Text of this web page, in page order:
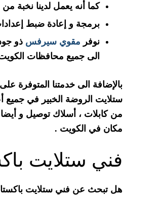
كما أنه يعمل لدينا نخبة
برمجة و إعادة ضبط
نوفر مقوي سيرفس ذو
الى جميع محافظات
ستلايت الروضة الخبير في جميع
من كابلات ، أسلاك توصيل و
مكان في الكويت .
فني ستلايت
هل تبحث عن فني ستلايت